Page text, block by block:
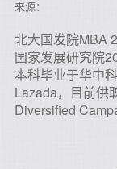
来源：
北大国发院MBA
国家发展研究院
本科毕业于华中
Lazada，目前供
Diversified